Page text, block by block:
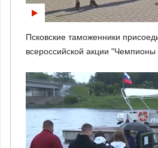
Псковские таможенники
всероссийской акции "Чемпионы